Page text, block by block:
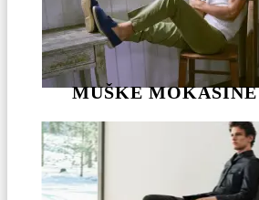
MUŠKE MOKASINE